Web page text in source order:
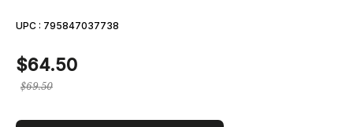
UPC : 795847037738
$64.50
Prix
$69.50